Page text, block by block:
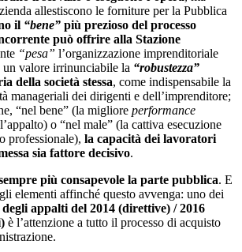
allestiscono le forniture per la Pubblica
il “bene” più prezioso del processo
può offrire alla Stazione
“pesa” l’organizzazione imprenditoriale
un valore irrinunciabile la “robustezza”
della società stessa, come indispensabile la
manageriali dei dirigenti e dell’imprenditore;
“nel bene” (la migliore performance
o “nel male” (la cattiva esecuzione
professionale), la capacità dei lavoratori
sia fattore decisivo.
più consapevole la parte pubblica. E
elementi affinché questo avvenga: uno dei
appalti del 2014 (direttive) / 2016
è l’attenzione a tutto il processo di acquisto